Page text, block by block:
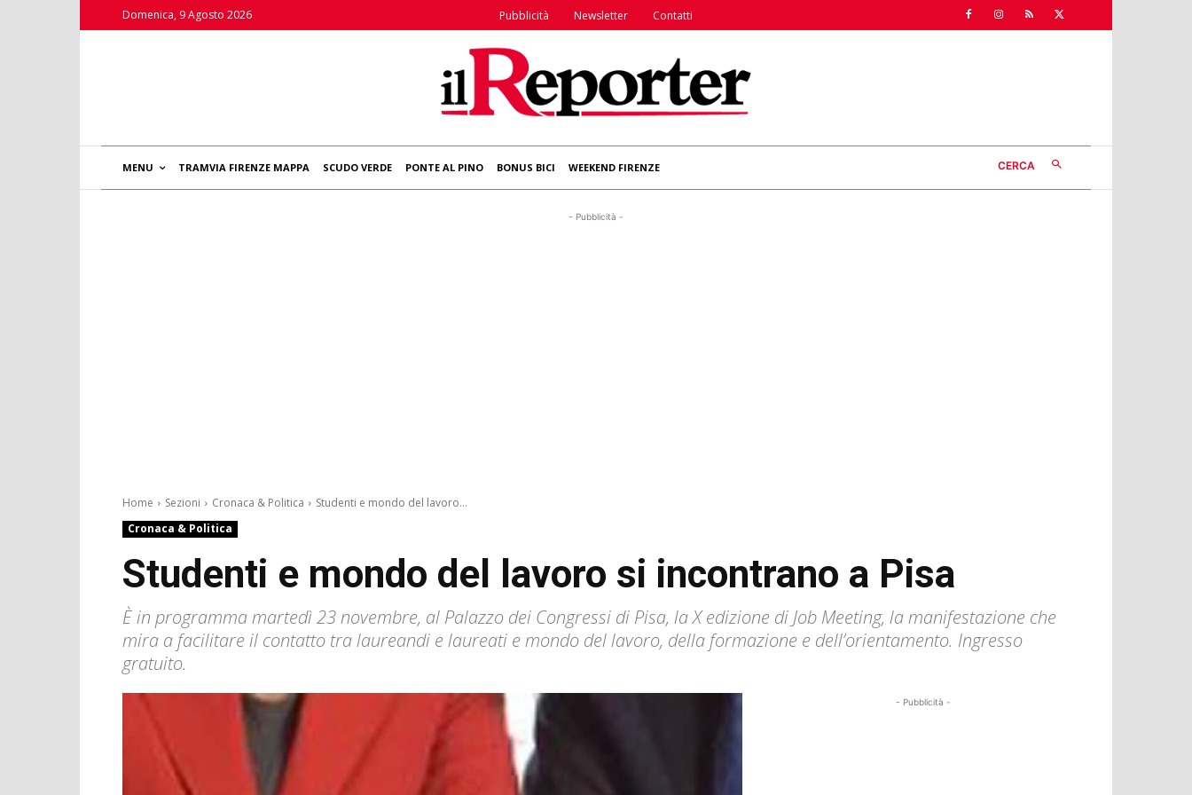
Domenica, 9 Agosto 2026 Pubblicità Newsletter Contatti
MENU TRAMVIA FIRENZE MAPPA SCUDO VERDE PONTE AL PINO BONUS BICI WEEKEND FIRENZE CERCA
- Pubblicità -
Home Sezioni Cronaca & Politica
Studenti e mondo del lavoro...
Cronaca & Politica
Studenti e mondo del lavoro si incontrano a Pisa
È in programma martedì 23 novembre, al Palazzo dei Congressi di Pisa, la X edizione di Job Meeting, la manifestazione che
mira a facilitare il contatto tra laureandi e laureati e mondo del lavoro, della formazione e dell’orientamento. Ingresso
gratuito.
- Pubblicità -